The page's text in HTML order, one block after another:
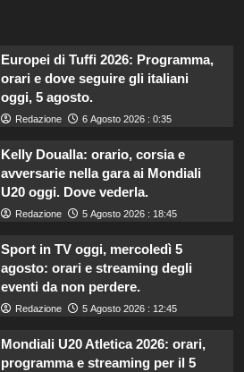
Europei di Tuffi 2026: Programma,
orari e dove seguire gli italiani
oggi, 5 agosto.
Redazione 6 Agosto 2026 : 0:35
Kelly Doualla: orario, corsia e
avversarie nella gara ai Mondiali
U20 oggi. Dove vederla.
Redazione 5 Agosto 2026 : 18:45
Sport in TV oggi, mercoledì 5
agosto: orari e streaming degli
eventi da non perdere.
Redazione 5 Agosto 2026 : 12:45
Mondiali U20 Atletica 2026: orari,
programma e streaming per il 5